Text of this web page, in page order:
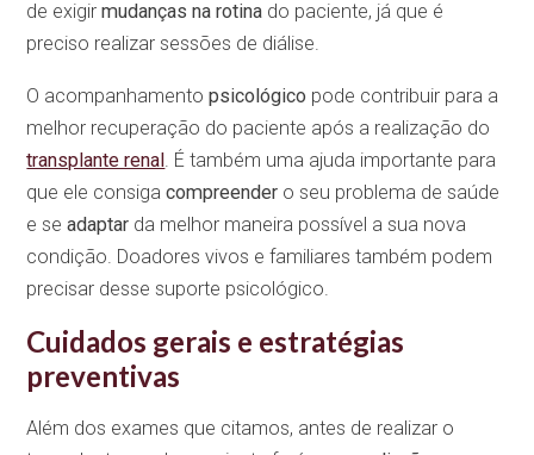
de exigirmudanças na rotina do paciente, já que é
preciso realizar sessões de diálise.
O acompanhamentopsicológico pode contribuir para a
melhor recuperação do paciente após a realização do
transplante renal . É também uma ajuda importante para
que ele consigacompreender o seu problema de saúde
e seadaptar da melhor maneira possível a sua nova
condição. Doadores vivos e familiares também podem
precisar desse suporte psicológico.
Cuidados gerais e estratégias
preventivas
Além dos exames que citamos, antes de realizar o